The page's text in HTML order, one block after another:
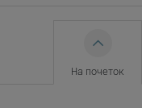
На почеток